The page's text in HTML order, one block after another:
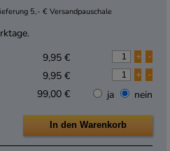
5,- € Versandpauschale
9,95 € + -
9,95 € + -
99,00 € ja nein